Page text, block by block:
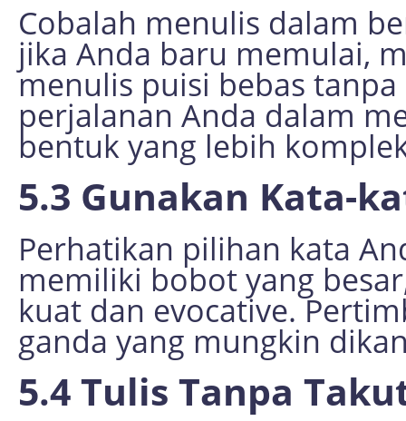
Cobalah menulis dalam
jika Anda baru memulai,
menulis puisi bebas
perjalanan Anda dalam
bentuk yang lebih
5.3 Gunakan Kata-
Perhatikan pilihan kata
memiliki bobot yang
kuat dan evocative.
ganda yang mungkin
5.4 Tulis Tanpa